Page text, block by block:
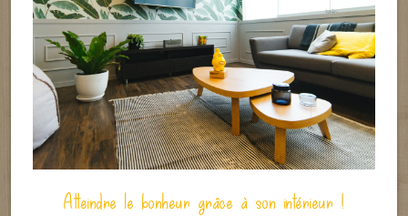
Atteindre le bonheur grâce à son intérieur !